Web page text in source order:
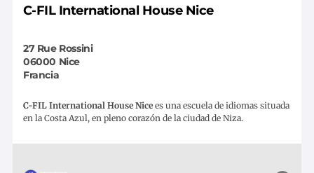
C-FIL International House Nice
27 Rue Rossini
06000 Nice
Francia
C-FIL International House Nice es una escuela de idiomas situada
en la Costa Azul, en pleno corazón de la ciudad de Niza.